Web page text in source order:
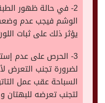
2- في حالة ظهور
الوشم فيجب عدم
يؤثر ذلك على ثبات
3- الحرص على عدم
لضرورة تجنب
السباحة عقب عمل
لتجنب تعرضه للبهتان